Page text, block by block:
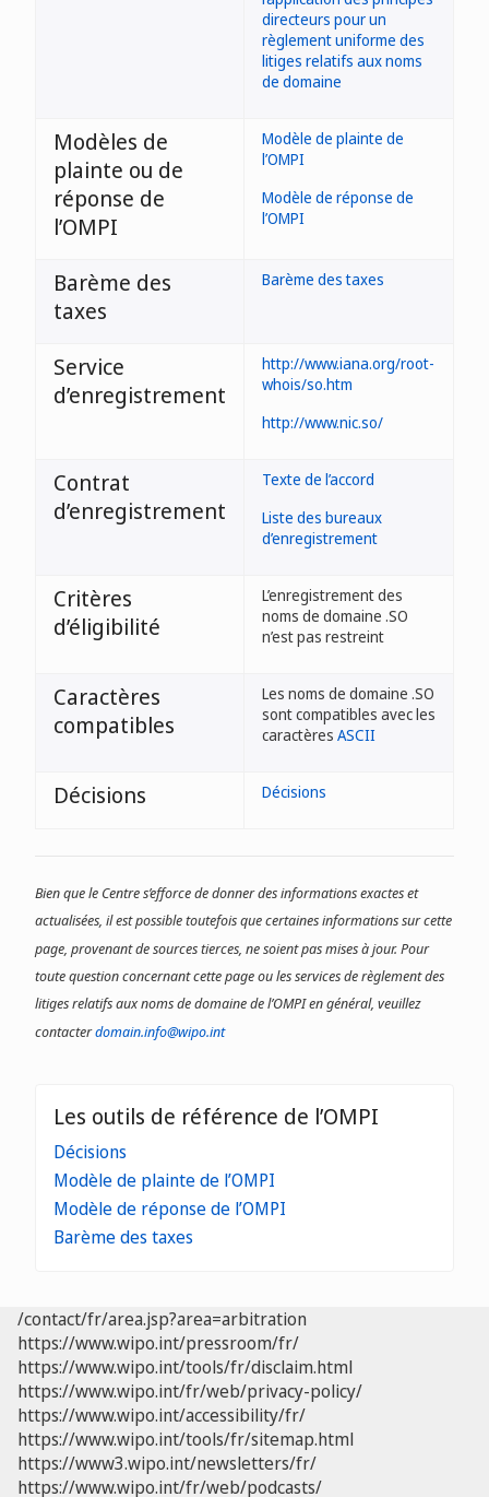
directeurs pour un
règlement uniforme des
litiges relatifs aux noms
de domaine
Modèles de
plainte ou de
réponse de
l’OMPI
Modèle de plainte de
l’OMPI
Modèle de réponse de
l’OMPI
Barème des
taxes
Barème des taxes
Service
d’enregistrement
http://www.iana.org/root-
whois/so.htm
http://www.nic.so/
Contrat
d’enregistrement
Texte de l’accord
Liste des bureaux
d’enregistrement
Critères
d’éligibilité
L’enregistrement des
noms de domaine .SO
n’est pas restreint
Caractères
compatibles
Les noms de domaine .SO
sont compatibles avec les
caractères ASCII
Décisions Décisions
Bien que le Centre s’efforce de donner des informations exactes et
actualisées, il est possible toutefois que certaines informations sur cette
page, provenant de sources tierces, ne soient pas mises à jour. Pour
toute question concernant cette page ou les services de règlement des
litiges relatifs aux noms de domaine de l’OMPI en général, veuillez
contacterdomain.info@wipo.int
Les outils de référence de l’OMPI
Décisions
Modèle de plainte de l’OMPI
Modèle de réponse de l’OMPI
Barème des taxes
/contact/fr/area.jsp?area=arbitration
https://www.wipo.int/pressroom/fr/
https://www.wipo.int/tools/fr/disclaim.html
https://www.wipo.int/fr/web/privacy-policy/
https://www.wipo.int/accessibility/fr/
https://www.wipo.int/tools/fr/sitemap.html
https://www3.wipo.int/newsletters/fr/
https://www.wipo.int/fr/web/podcasts/